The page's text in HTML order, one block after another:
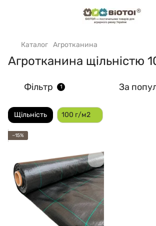
Каталог Агротканина
Агротканина щільністю
Фільтр 1 За
Щільність 100 г/м2
−15%